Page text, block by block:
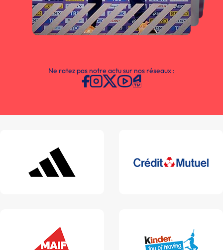
Ne ratez pas notre actu sur nos réseaux :